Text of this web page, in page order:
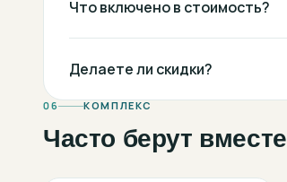
Что включено в стоимость?
Делаете ли скидки?
06 КОМПЛЕКС
Часто берут вместе